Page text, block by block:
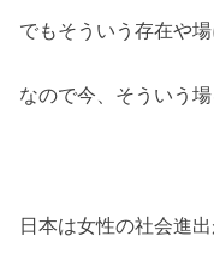
でもそういう存在や
なので今、そういう
日本は女性の社会進